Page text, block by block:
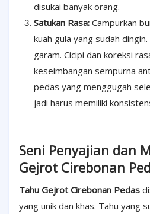
disukai banyak orang.
Satukan Rasa: Campurkan
kuah gula yang sudah
garam. Cicipi dan koreksi
keseimbangan sempurna
pedas yang menggugah
jadi harus memiliki
Seni Penyajian dan
Gejrot Cirebonan
Tahu Gejrot Cirebonan Pedas
yang unik dan khas. Tahu yang